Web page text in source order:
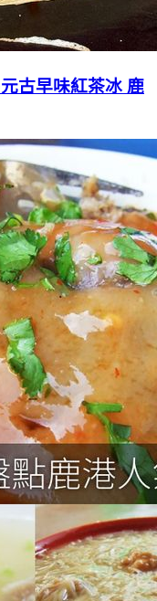
古早味紅茶冰 鹿